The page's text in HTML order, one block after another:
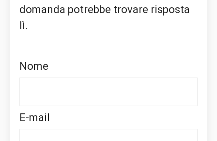
domanda potrebbe trovare risposta
lì.
Nome
E-mail